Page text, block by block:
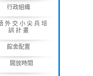
行政組織
外 交 小 尖 兵 培
訓 計 畫
館舍配置
開放時間